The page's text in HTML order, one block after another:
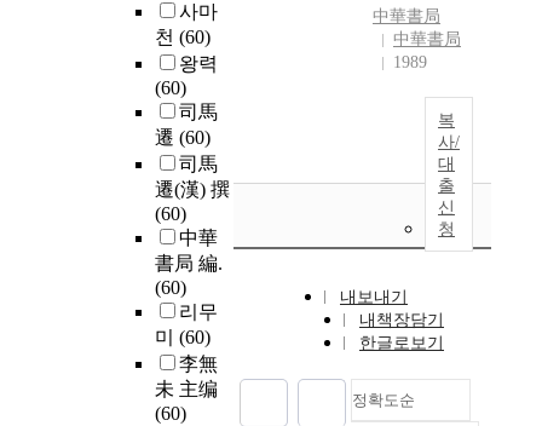
사마
천 (60)
왕력
(60)
司馬
遷 (60)
司馬
遷(漢) 撰
(60)
中華
書局 編.
(60)
리무
미 (60)
李無
未 主编
(60)
中華書局
中華書局
1989
복
사/
대
출
신
청
내보내기
내책장담기
한글로보기
정확도순